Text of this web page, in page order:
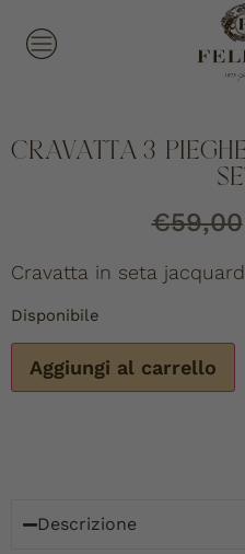
CRAVATTA 3
€59,00
Cravatta in seta jacquard
Disponibile
Aggiungi al carrello
Descrizione